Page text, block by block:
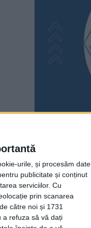
urile, și procesăm date
publicitate și conținut
serviciilor. Cu
prin scanarea
către noi și 1731
a refuza să vă dați